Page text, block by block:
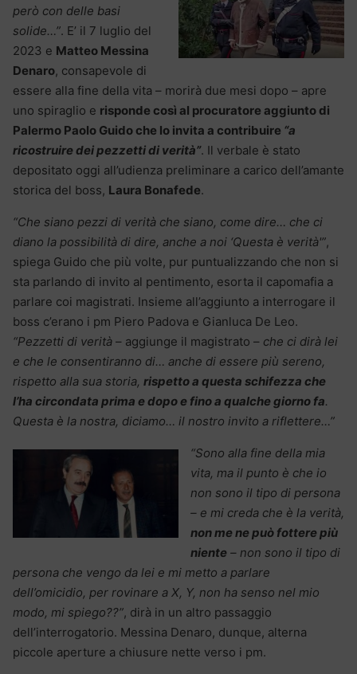
però con delle basi
solide…”. E’ il 7 luglio del
2023 e Matteo Messina
Denaro, consapevole di
essere alla fine della vita – morirà due mesi dopo – apre
uno spiraglio e risponde così al procuratore aggiunto di
Palermo Paolo Guido che lo invita a contribuire “a
ricostruire dei pezzetti di verità”. Il verbale è stato
depositato oggi all’udienza preliminare a carico dell’amante
storica del boss, Laura Bonafede.
“Che siano pezzi di verità che siano, come dire… che ci
diano la possibilità di dire, anche a noi ‘Questa è verità'”,
spiega Guido che più volte, pur puntualizzando che non si
sta parlando di invito al pentimento, esorta il capomafia a
parlare coi magistrati. Insieme all’aggiunto a interrogare il
boss c’erano i pm Piero Padova e Gianluca De Leo.
“Pezzetti di verità – aggiunge il magistrato – che ci dirà lei
e che le consentiranno di… anche di essere più sereno,
rispetto alla sua storia, rispetto a questa schifezza che
l’ha circondata prima e dopo e fino a qualche giorno fa.
Questa è la nostra, diciamo… il nostro invito a riflettere…”
“Sono alla fine della mia
vita, ma il punto è che io
non sono il tipo di persona
– e mi creda che è la verità,
non me ne può fottere più
niente – non sono il tipo di
persona che vengo da lei e mi metto a parlare
dell’omicidio, per rovinare a X, Y, non ha senso nel mio
modo, mi spiego??”, dirà in un altro passaggio
dell’interrogatorio. Messina Denaro, dunque, alterna
piccole aperture a chiusure nette verso i pm.